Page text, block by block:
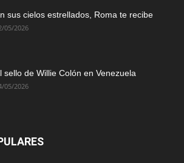
sus cielos estrellados, Roma te recibe
05/2026
sello de Willie Colón en Venezuela
05/2026